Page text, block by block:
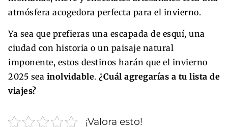
atmósfera acogedora perfecta para el invierno.
Ya sea que prefieras una escapada de esquí, una
ciudad con historia o un paisaje natural
imponente, estos destinos harán que el invierno
2025 sea inolvidable. ¿Cuál agregarías a tu lista de
viajes?
¡Valora esto!